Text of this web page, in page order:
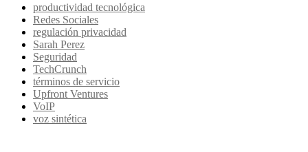
productividad tecnológica
Redes Sociales
regulación privacidad
Sarah Perez
Seguridad
TechCrunch
términos de servicio
Upfront Ventures
VoIP
voz sintética